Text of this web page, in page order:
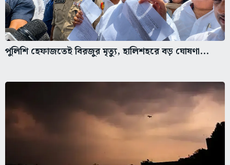
পুলিশি হেফাজতেই বিরজুর মৃত্যু, হালিশহরে বড় ঘোষণা...